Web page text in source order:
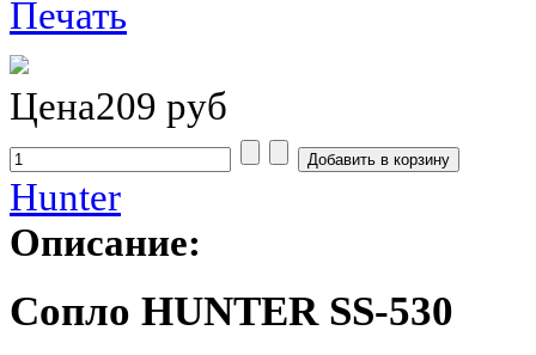
Цена209 руб
Hunter
Описание:
Сопло HUNTER SS-530